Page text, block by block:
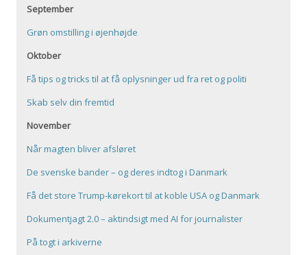
September
Grøn omstilling i øjenhøjde
Oktober
Få tips og tricks til at få oplysninger ud fra ret og politi
Skab selv din fremtid
November
Når magten bliver afsløret
De svenske bander – og deres indtog i Danmark
Få det store Trump-kørekort til at koble USA og Danmark
Dokumentjagt 2.0 – aktindsigt med AI for journalister
På togt i arkiverne